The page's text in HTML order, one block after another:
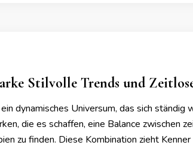
Stilvolle Trends und
dynamisches Universum, das sich
die es schaffen, eine Balance zwischen
zu finden. Diese Kombination zieht